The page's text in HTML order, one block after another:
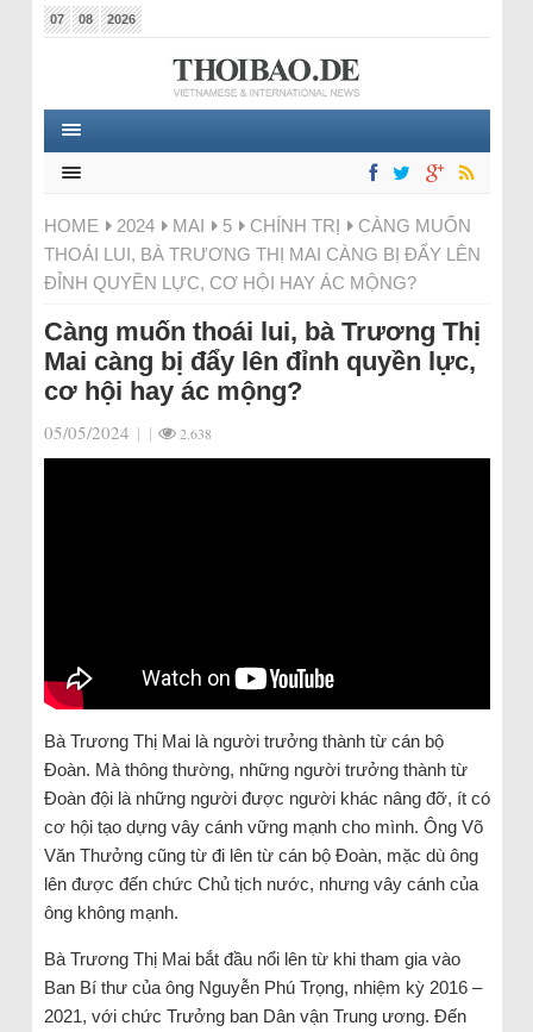
07 08 2026
HOME 2024 MAI 5 CHÍNH TRỊ
CÀNG MUỐN
THOÁI LUI, BÀ TRƯƠNG THỊ MAI CÀNG BỊ ĐẨY LÊN
ĐỈNH QUYỀN LỰC, CƠ HỘI HAY ÁC MỘNG?
Càng muốn thoái lui, bà Trương Thị
Mai càng bị đẩy lên đỉnh quyền lực,
cơ hội hay ác mộng?
05/05/2024 | | 2.638
Bà Trương Thị Mai là người trưởng thành từ cán bộ
Đoàn. Mà thông thường, những người trưởng thành từ
Đoàn đội là những người được người khác nâng đỡ, ít có
cơ hội tạo dựng vây cánh vững mạnh cho mình. Ông Võ
Văn Thưởng cũng từ đi lên từ cán bộ Đoàn, mặc dù ông
lên được đến chức Chủ tịch nước, nhưng vây cánh của
ông không mạnh.
Bà Trương Thị Mai bắt đầu nổi lên từ khi tham gia vào
Ban Bí thư của ông Nguyễn Phú Trọng, nhiệm kỳ 2016 –
2021, với chức Trưởng ban Dân vận Trung ương. Đến